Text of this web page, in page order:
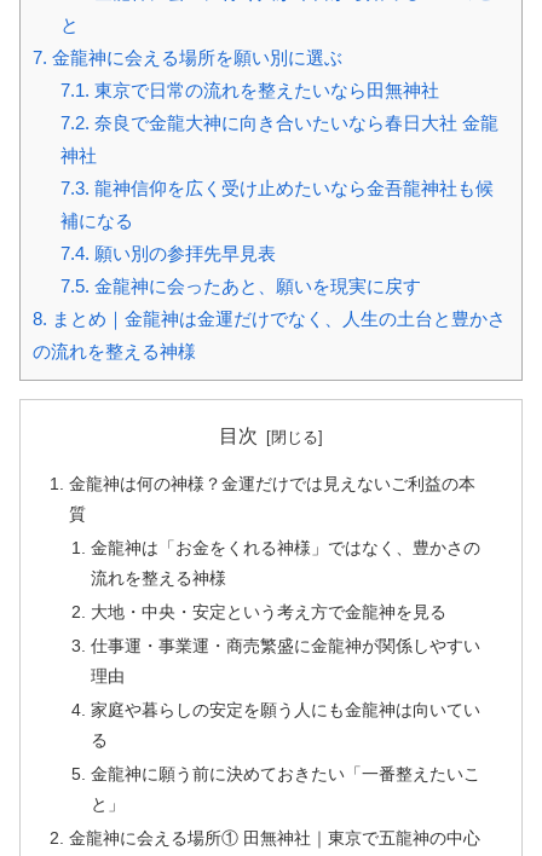
と
7. 金龍神に会える場所を願い別に選ぶ
7.1. 東京で日常の流れを整えたいなら田無神社
7.2. 奈良で金龍大神に向き合いたいなら春日大社 金龍
神社
7.3. 龍神信仰を広く受け止めたいなら金吾龍神社も候
補になる
7.4. 願い別の参拝先早見表
7.5. 金龍神に会ったあと、願いを現実に戻す
8. まとめ｜金龍神は金運だけでなく、人生の土台と豊かさ
の流れを整える神様
目次
金龍神は何の神様？金運だけでは見えないご利益の本
質
金龍神は「お金をくれる神様」ではなく、豊かさの
流れを整える神様
大地・中央・安定という考え方で金龍神を見る
仕事運・事業運・商売繁盛に金龍神が関係しやすい
理由
家庭や暮らしの安定を願う人にも金龍神は向いてい
る
金龍神に願う前に決めておきたい「一番整えたいこ
と」
金龍神に会える場所① 田無神社｜東京で五龍神の中心